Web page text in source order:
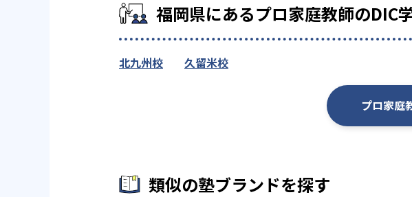
福岡県にあるプロ家庭教師のDIC
北九州校 久留米校
プロ家庭
類似の塾ブランドを探す